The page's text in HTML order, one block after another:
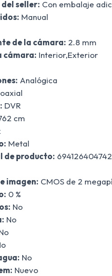
seller: Con embalaje
Manual
de la cámara: 2.8 mm
cámara: Interior,Exterior
Analógica
DVR
cm
Metal
de producto:
imagen: CMOS de 2
0 %
No
No
No
Nuevo